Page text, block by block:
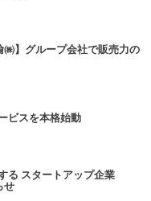
㈱】グループ会社で販売力の
ビスを本格始動
る スタートアップ企業
せ